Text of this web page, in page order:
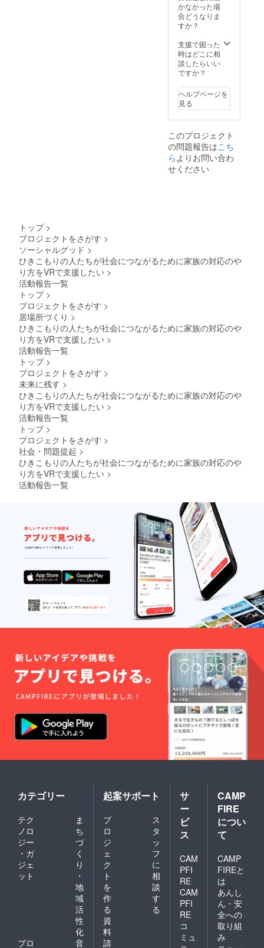
校」へと屋
号を変更し
運営を継続
しました。
しかし50歳
を迎える
がんの診断
を受け手
術・入院。
入院中に感
じた「人の
支えの大切
さ」がきっ
その後、高
サービスな
資格を取
材確保の困
難から事業
した。現在
は、自ら開
設した相談
支援事業所
において、
障害のある
方やご家族
の人生に寄
り添う支援
を提供して
かなかった場
合どうなりま
すか？
支援で困った
時はどこに相
談したらいい
ですか？
ヘルプページを
見る
このプロジェクト
の問題報告はこち
らよりお問い合わ
せください
トップ >
プロジェクトをさがす >
ソーシャルグッド >
ひきこもりの人たちが社会につながるために家族の対応のや
り方をVRで支援したい >
活動報告一覧
トップ >
プロジェクトをさがす >
居場所づくり >
ひきこもりの人たちが社会につながるために家族の対応のや
り方をVRで支援したい >
活動報告一覧
トップ >
プロジェクトをさがす >
未来に残す >
ひきこもりの人たちが社会につながるために家族の対応のや
り方をVRで支援したい >
活動報告一覧
トップ >
プロジェクトをさがす >
社会・問題提起 >
ひきこもりの人たちが社会につながるために家族の対応のや
り方をVRで支援したい >
活動報告一覧
カテゴリー
テク
ノロ
ジー
・ガ
ジェ
ット
ま
ち
づ
く
り
・
地
域
活
性
化
プロ
音
起案サポート
プ
ロ
ジ
ェ
ク
ト
を
作
る
ス
タ
ッ
フ
に
相
談
す
る
資
料
請
サ
ー
ビ
ス
CAM
PFI
RE
CAM
PFI
RE
コ
ミュ
CAMP
FIRE
につい
て
CAMP
FIREと
は
あんし
ん・安
全への
取り組
み